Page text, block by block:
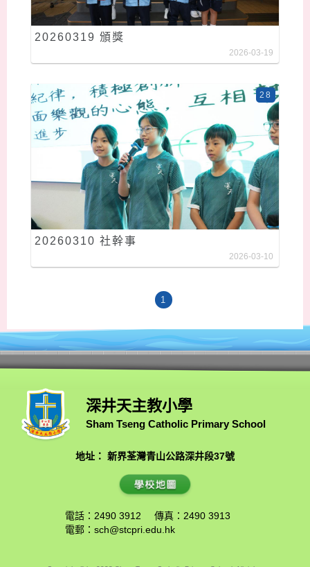
20260319 頒獎
2026-03-19
20260310 社幹事
28
2026-03-10
1
深井天主教小學
Sham Tseng Catholic Primary School
地址： 新界荃灣青山公路深井段37號
電話：2490 3912
傳真：2490 3913
電郵： sch@stcpri.edu.hk